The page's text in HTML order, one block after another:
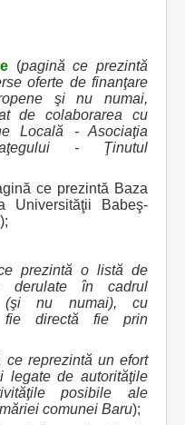
(pagină ce prezintă
oferte de finanţare
şi nu numai,
de colaborarea cu
Locală - Asociaţia
- Ţinutul
ce prezintă Baza
Universităţii Babeş-
prezintă o listă de
derulate în cadrul
(şi nu numai), cu
fie directă fie prin
ce reprezintă un efort
legate de autorităţile
posibile ale
comunei Baru);